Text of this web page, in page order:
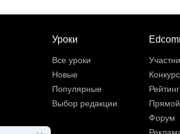
Уроки
Все уроки
Новые
Популярные
Выбор редакции
Форум